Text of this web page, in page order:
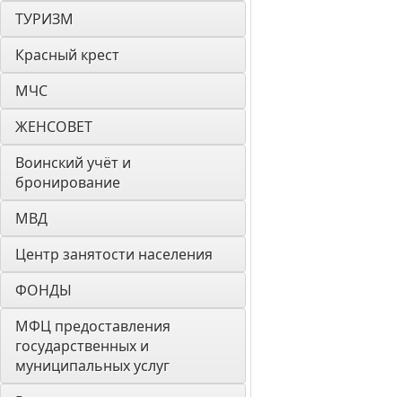
ТУРИЗМ
Красный крест
МЧС
ЖЕНСОВЕТ
Воинский учёт и
бронирование
МВД
Центр занятости населения
ФОНДЫ
МФЦ предоставления
государственных и
муниципальных услуг